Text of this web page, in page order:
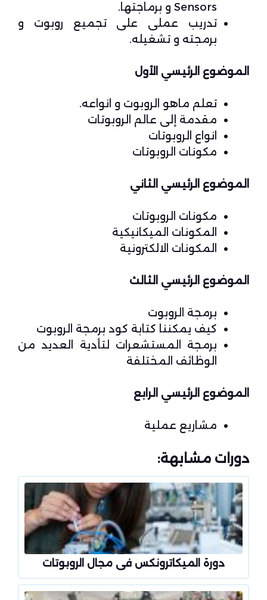
Sensors و برماجتها.
تدريب عملى على تجميع روبوت و
برمجته و تشغيله.
الموضوع الرئيسي الأول
تعلم ماهو الروبوت و انواعه.
مقدمة إلى عالم الروبوتات
انواع الروبوتات
مكونات الروبوتات
الموضوع الرئيسي الثاني
مكونات الروبوتات
المكونات الميكانيكية
المكونات الالكترونية
الموضوع الرئيسي الثالث
برمجة الروبوت
كيف يمكننا كتابة كود برمجة الروبوت
برمجة المستشعرات لتأدية العديد من
الوظائف المختلفة
الموضوع الرئيسي الرابع
مشاريع عملية
دورات مشابهة:
دورة الميكاترونكس فى مجال الروبوتات